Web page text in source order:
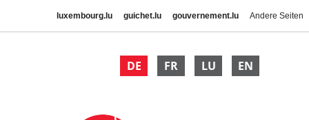
luxembourg.lu guichet.lu gouvernement.lu Andere Seiten
DE FR LU EN